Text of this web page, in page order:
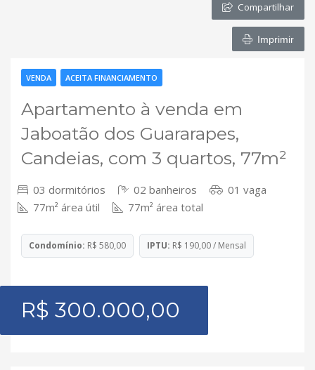
Compartilhar
Imprimir
VENDA ACEITA FINANCIAMENTO
Apartamento à venda em
Jaboatão dos Guararapes,
Candeias, com 3 quartos, 77m²
03 dormitórios 02 banheiros
01 vaga
77m² área útil
77m² área total
Condomínio: R$ 580,00 IPTU: R$ 190,00 / Mensal
R$ 300.000,00